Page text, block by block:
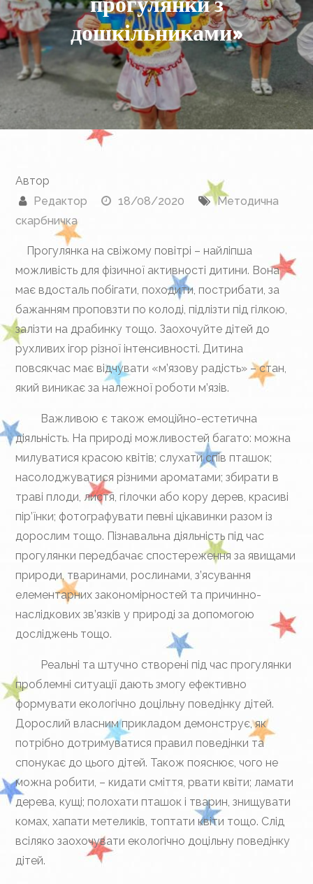
дошкільниками»
Автор
Редактор
18/08/2020
Методична
скарбничка
Прогулянка на свіжому повітрі – найліпша
можливість для фізичної активності дитини. Вона
має вдосталь побігати, походити, пострибати, за
бажанням проповзти по колоді, підлізти під гілкою,
залізти на драбинку тощо. Заохочуйте дітей до
рухливих ігор різної інтенсивності. Дитина
повсякчас має відчувати «м’язову радість» – стан,
який виникає за належної роботи м’язів.
Важливою є також емоційно-естетична
діяльність. На природі можливостей багато: можна
милуватися красою квітів; слухати спів пташок;
насолоджуватися різними ароматами; збирати в
траві плоди, листя, гілочки або кору дерев, красиві
пір’їнки; фотографувати певні цікавинки разом із
дорослим тощо. Пізнавальна діяльність під час
прогулянки передбачає спостереження за явищами
природи, тваринами, рослинами, з’ясування
елементарних закономірностей та причинно-
наслідкових зв’язків у природі за допомогою
досліджень тощо.
Реальні та штучно створені під час прогулянки
проблемні ситуації дають змогу ефективно
формувати екологічно доцільну поведінку дітей.
Дорослий власним прикладом демонструє, як
потрібно дотримуватися правил поведінки та
спонукає до цього дітей. Також пояснює, чого не
можна робити, – кидати сміття, рвати квіти; ламати
дерева, кущі; полохати пташок і тварин, знищувати
комах, хапати метеликів, топтати квіти тощо. Слід
всіляко заохочувати екологічно доцільну поведінку
дітей.